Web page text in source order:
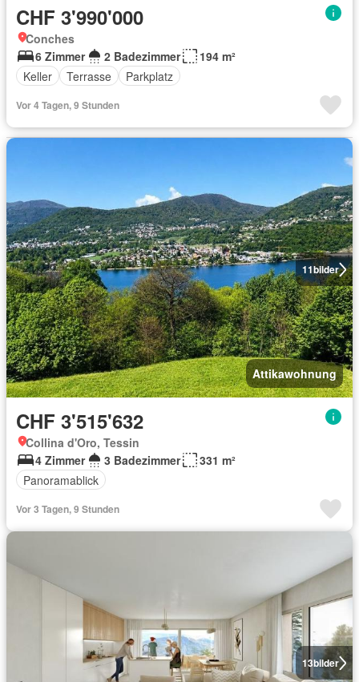
CHF 3'990'000
Conches
6 Zimmer
2 Badezimmer
194 m²
Keller
Terrasse Parkplatz
Vor 4 Tagen, 9 Stunden
11bilder
Attikawohnung
CHF 3'515'632
Collina d'Oro, Tessin
4 Zimmer
3 Badezimmer
331 m²
Panoramablick
Vor 3 Tagen, 9 Stunden
13bilder